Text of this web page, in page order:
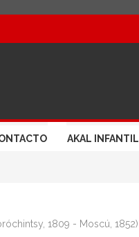
AKAL INFANTIL
1809 - Moscú, 1852)